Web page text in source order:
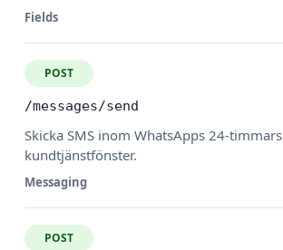
Fields
POST
/messages/send
Skicka SMS inom WhatsApps 24-timmars
kundtjänstfönster.
Messaging
POST